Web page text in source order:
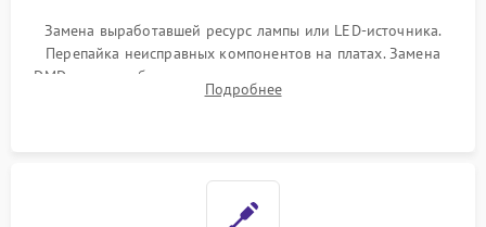
Замена выработавшей ресурс лампы или LED-источника.
Перепайка неисправных компонентов на платах. Замена
DMD-чипа при битых пикселях, установка нового цветового
колеса или восстановление сгоревших поляризационных
Подробнее